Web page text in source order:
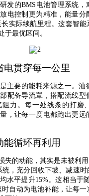
发的BMS电池管理系统，
电控制更为精准，能量分
实际续航里程。这套智
于最优区间。
电贯穿每一公里
主要的能耗来源之一。汕
配备导流罩，搭配流线型
阻力。每一处线条的打磨
，让每一度电都跑出更远
能循环再利用
失的动能，其实是未被利
统，充分回收下坡、减速
水平提升15%。这相当于
自动为电池补能，让每